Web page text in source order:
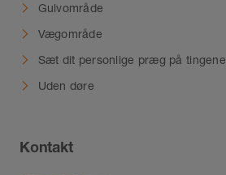
Gulvområde
Vægområde
Sæt dit personlige præg på tingene
Uden døre
Kontakt